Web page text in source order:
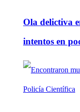
Ola delictiva
intentos en